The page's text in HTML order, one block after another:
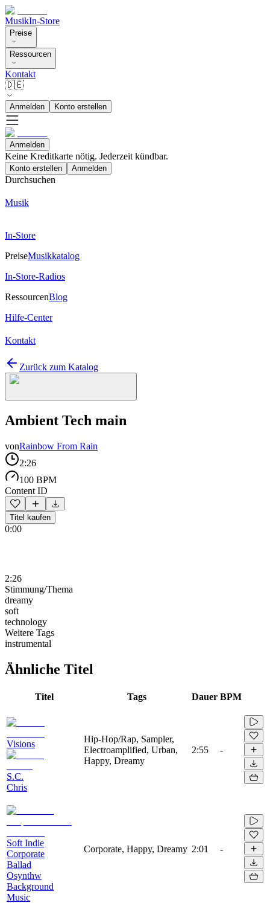
MusikIn-Store
Preise
Ressourcen
Kontakt
🇩🇪
Anmelden Konto erstellen
Anmelden
Keine Kreditkarte nötig. Jederzeit kündbar.
Konto erstellen Anmelden
Durchsuchen
Musik
In-Store
PreiseMusikkatalog
In-Store-Radios
RessourcenBlog
Hilfe-Center
Kontakt
Zurück zum Katalog
Ambient Tech main
vonRainbow From Rain
2:26
100 BPM
Content ID
Titel kaufen
0:00
2:26
Stimmung/Thema
dreamy
soft
technology
Weitere Tags
instrumental
Ähnliche Titel
Titel Tags Dauer BPM
Visions
S.C.
Chris
Hip-Hop/Rap, Sampler,
Electroamplified, Urban,
Happy, Dreamy
2:55 -
Soft Indie
Corporate
Ballad
Osynthw
Background
Music
Corporate, Happy, Dreamy 2:01 -